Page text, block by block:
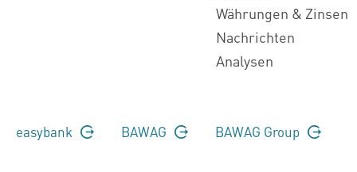
Währungen & Zinsen
Nachrichten
Analysen
easybank BAWAG BAWAG Group